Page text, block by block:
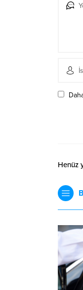
Henüz